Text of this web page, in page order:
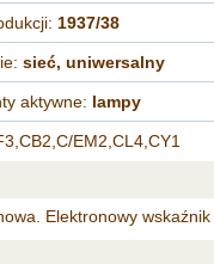
1937/38
sieć, uniwersalny
aktywne: lampy
EM2,CL4,CY1
Elektronowy